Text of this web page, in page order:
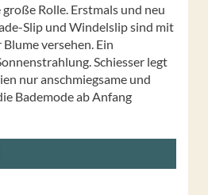
Rolle. Erstmals und neu
Slip und Windelslip sind mit
versehen. Ein
Schiesser legt
nur anschmiegsame und
Bademode ab Anfang